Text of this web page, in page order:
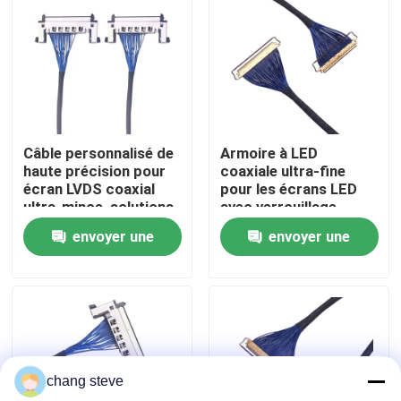
Visite d'usine
Contrôle de la qualité
Contact
nouvelles
assemblage de câbles sur mesure
Les câbles LVDS
Câble personnalisé de
haute précision pour
écran LVDS coaxial
ultra-mince, solutions
de fils argentés pour
écran LEDenvoyer une
Armoire à LED
coaxiale ultra-fine
pour les écrans LED
avec verrouillage
plaqué argenté,
fabricants de harnais
de fil fiables
envoyer une
chang steve